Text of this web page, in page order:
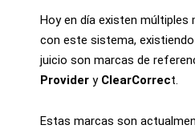
Hoy en día existen múltiples
con este sistema,
juicio son marcas de
Provider y ClearCorrect.
Estas marcas son